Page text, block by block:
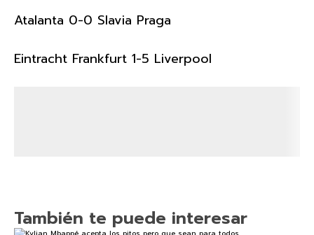
Atalanta 0-0 Slavia Praga
Eintracht Frankfurt 1-5 Liverpool
También te puede interesar